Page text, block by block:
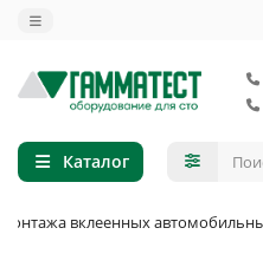
Каталог
вклеенных